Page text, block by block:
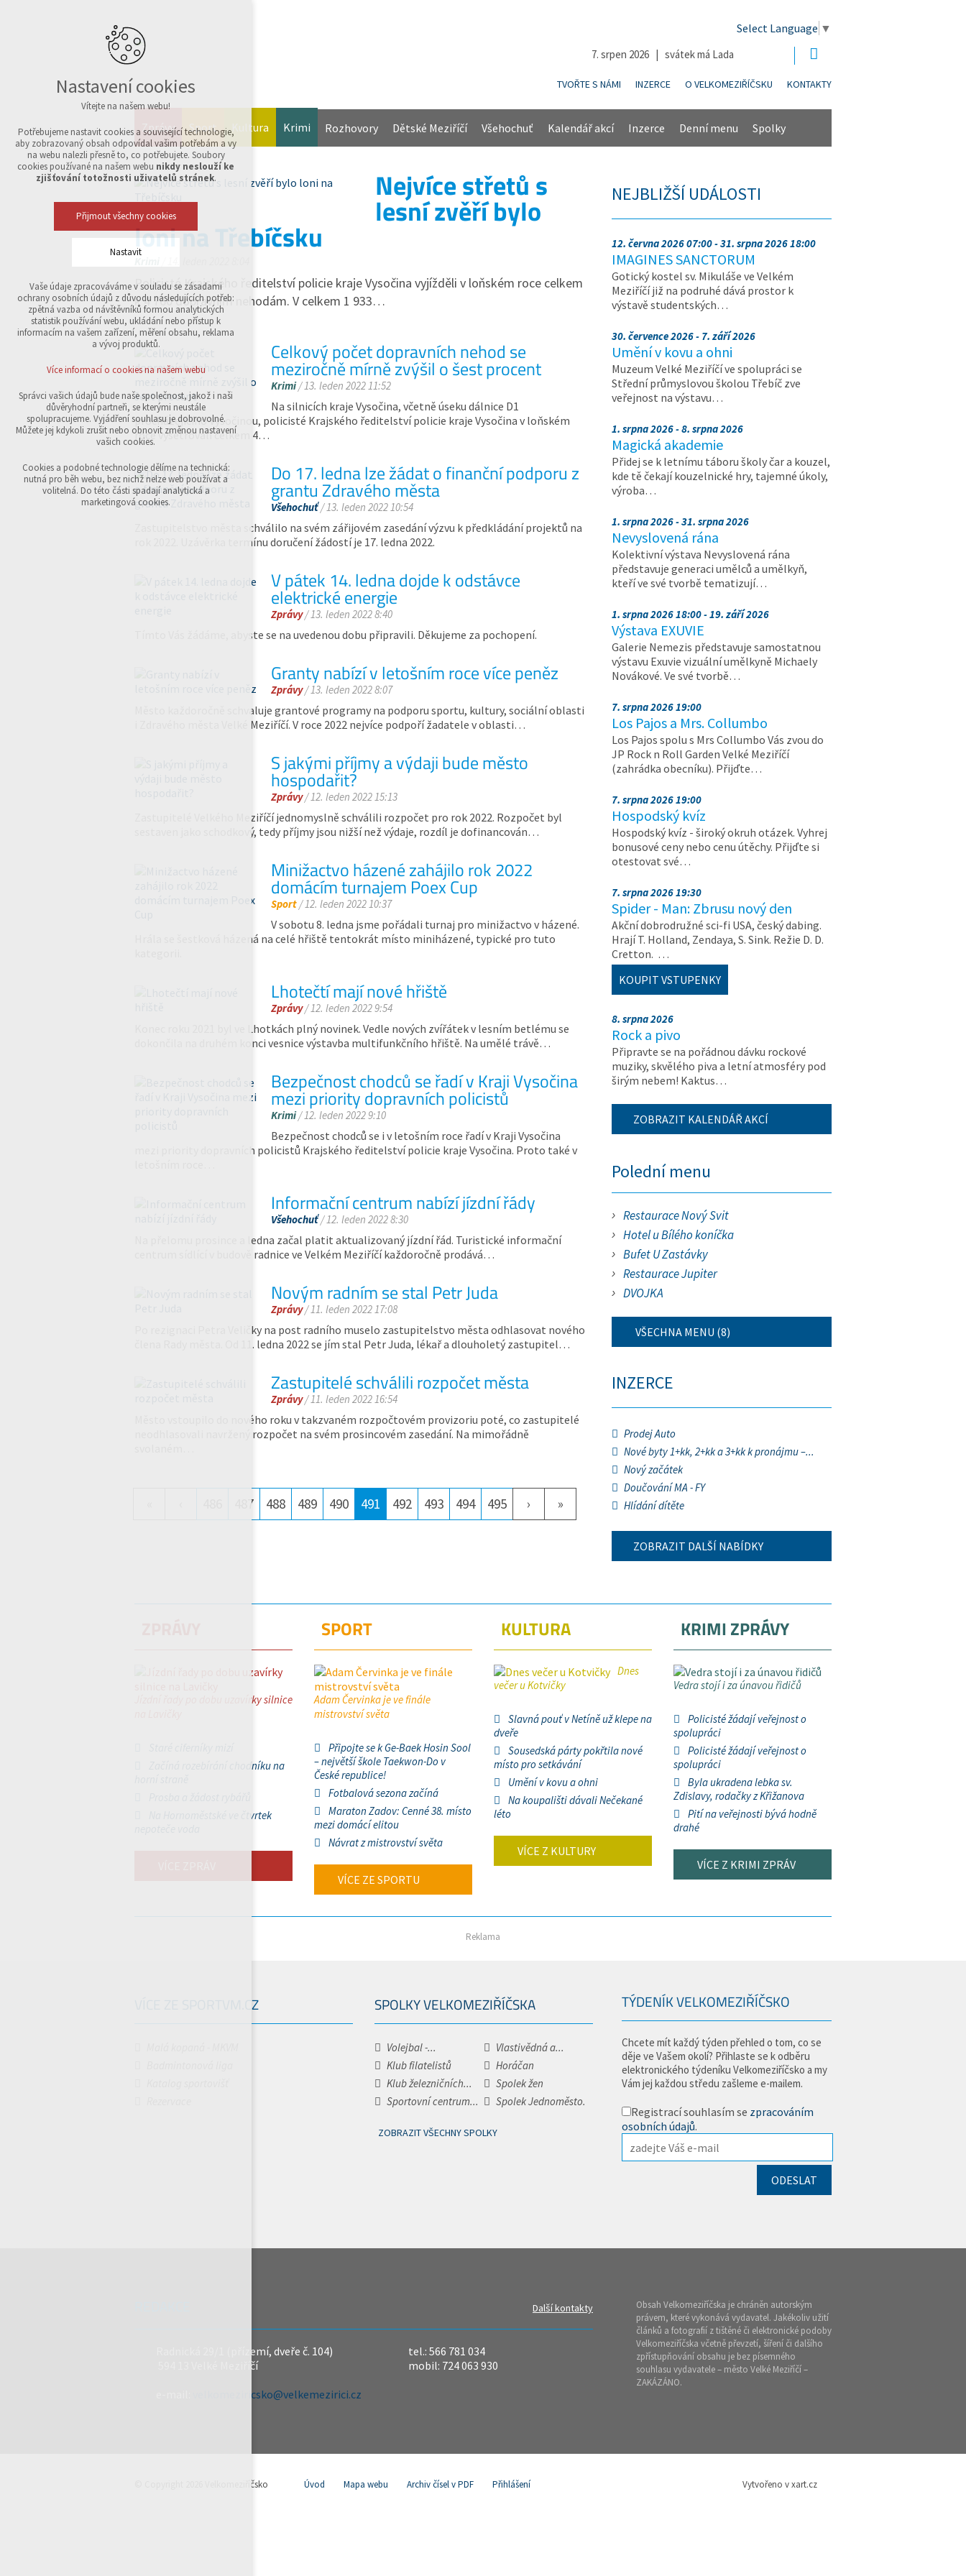
Select Language ▼
7. srpen 2026 | svátek má Lada
TVOŘTE S NÁMI INZERCE O VELKOMEZIŘÍČSKU KONTAKTY
Zprávy Sport Kultura Krimi Rozhovory Dětské Meziříčí Všehochuť Kalendář akcí Inzerce Denní menu Spolky
Nejvíce střetů s
lesní zvěří bylo
loni na Třebíčsku
Policisté Krajského ředitelství policie kraje Vysočina vyjížděli v loňském roce celkem
k 4 760 dopravním nehodám. V celkem 1 933…
Celkový počet dopravních nehod se
meziročně mírně zvýšil o šest procent
Krimi/ 13. leden 2022 11:52
Na silnicích kraje Vysočina, včetně úseku dálnice D1
procházejícího Vysočinou, policisté Krajského ředitelství policie kraje Vysočina v loňském
roce vyšetřovali celkem 4…
Do 17. ledna lze žádat o finanční podporu z
grantu Zdravého města
Všehochuť/ 13. leden 2022 10:54
Zastupitelstvo města schválilo na svém zářijovém zasedání výzvu k předkládání projektů na
rok 2022. Uzávěrka termínu doručení žádostí je 17. ledna 2022.
V pátek 14. ledna dojde k odstávce
elektrické energie
Zprávy/ 13. leden 2022 8:40
Tímto Vás žádáme, abyste se na uvedenou dobu připravili. Děkujeme za pochopení.
Granty nabízí v letošním roce více peněz
Zprávy/ 13. leden 2022 8:07
Město každoročně schvaluje grantové programy na podporu sportu, kultury, sociální oblasti
i Zdravého města Velké Meziříčí. V roce 2022 nejvíce podpoří žadatele v oblasti…
S jakými příjmy a výdaji bude město
hospodařit?
Zprávy/ 12. leden 2022 15:13
Zastupitelé Velkého Meziříčí jednomyslně schválili rozpočet pro rok 2022. Rozpočet byl
sestaven jako schodkový, tedy příjmy jsou nižší než výdaje, rozdíl je dofinancován…
Minižactvo házené zahájilo rok 2022
domácím turnajem Poex Cup
Sport/ 12. leden 2022 10:37
V sobotu 8. ledna jsme pořádali turnaj pro minižactvo v házené.
Hrála se šestková házená na celé hřiště tentokrát místo miniházené, typické pro tuto
Lhotečtí mají nové hřiště
Zprávy/ 12. leden 2022 9:54
Konec roku 2021 byl ve Lhotkách plný novinek. Vedle nových zvířátek v lesním betlému se
dokončila na druhém konci vesnice výstavba multifunkčního hřiště. Na umělé trávě…
Bezpečnost chodců se řadí v Kraji Vysočina
mezi priority dopravních policistů
Krimi/ 12. leden 2022 9:10
Bezpečnost chodců se i v letošním roce řadí v Kraji Vysočina
mezi priority dopravních policistů Krajského ředitelství policie kraje Vysočina. Proto také v
Informační centrum nabízí jízdní řády
Všehochuť/ 12. leden 2022 8:30
Na přelomu prosince a ledna začal platit aktualizovaný jízdní řád. Turistické informační
centrum sídlící v budově radnice ve Velkém Meziříčí každoročně prodává…
Novým radním se stal Petr Juda
Zprávy/ 11. leden 2022 17:08
Po rezignaci Petra Veličky na post radního muselo zastupitelstvo města odhlasovat nového
člena Rady města. Od 11. ledna 2022 se jím stal Petr Juda, lékař a dlouholetý zastupitel…
Zastupitelé schválili rozpočet města
Zprávy/ 11. leden 2022 16:54
Město vstoupilo do nového roku v takzvaném rozpočtovém provizoriu poté, co zastupitelé
neodhlasovali navržený rozpočet na svém prosincovém zasedání. Na mimořádně
487 488 489 490 491 492 493 494 495 › »
NEJBLIŽŠÍ UDÁLOSTI
12. června 2026 07:00 - 31. srpna 2026 18:00
IMAGINES SANCTORUM
Gotický kostel sv. Mikuláše ve Velkém
Meziříčí již na podruhé dává prostor k
výstavě studentských…
30. července 2026 - 7. září 2026
Umění v kovu a ohni
Muzeum Velké Meziříčí ve spolupráci se
Střední průmyslovou školou Třebíč zve
veřejnost na výstavu…
1. srpna 2026 - 8. srpna 2026
Magická akademie
Přidej se k letnímu táboru školy čar a kouzel,
kde tě čekají kouzelnické hry, tajemné úkoly,
výroba…
1. srpna 2026 - 31. srpna 2026
Nevyslovená rána
Kolektivní výstava Nevyslovená rána
představuje generaci umělců a umělkyň,
kteří ve své tvorbě tematizují…
1. srpna 2026 18:00 - 19. září 2026
Výstava EXUVIE
Galerie Nemezis představuje samostatnou
výstavu Exuvie vizuální umělkyně Michaely
Novákové. Ve své tvorbě…
7. srpna 2026 19:00
Los Pajos a Mrs. Collumbo
Los Pajos spolu s Mrs Collumbo Vás zvou do
JP Rock n Roll Garden Velké Meziříčí
(zahrádka obecníku). Přijďte…
7. srpna 2026 19:00
Hospodský kvíz
Hospodský kvíz - široký okruh otázek. Vyhrej
bonusové ceny nebo cenu útěchy. Přijďte si
otestovat své…
7. srpna 2026 19:30
Spider - Man: Zbrusu nový den
Akční dobrodružné sci-fi USA, český dabing.
Hrají T. Holland, Zendaya, S. Sink. Režie D. D.
Cretton. …
KOUPIT VSTUPENKY
8. srpna 2026
Rock a pivo
Připravte se na pořádnou dávku rockové
muziky, skvělého piva a letní atmosféry pod
širým nebem! Kaktus…
ZOBRAZIT KALENDÁŘ AKCÍ
Polední menu
Restaurace Nový Svit
Hotel u Bílého koníčka
Bufet U Zastávky
Restaurace Jupiter
DVOJKA
VŠECHNA MENU (8)
INZERCE
Prodej Auto
Nové byty 1+kk, 2+kk a 3+kk k pronájmu –...
Nový začátek
Doučování MA - FY
Hlídání dítěte
ZOBRAZIT DALŠÍ NABÍDKY
Jízdní řady po dobu uzavírky silnice
Začíná rozebírání chodníku na
Na Hornoměstské ve čtvrtek
SPORT
Adam Červinka je ve finále
mistrovství světa
Připojte se k Ge-Baek Hosin Sool
– největší škole Taekwon-Do v
České republice!
Fotbalová sezona začíná
Maraton Zadov: Cenné 38. místo
mezi domácí elitou
Návrat z mistrovství světa
VÍCE ZE SPORTU
KULTURA
Dnes
večer u Kotvičky
Slavná pouť v Netíně už klepe na
dveře
Sousedská párty pokřtila nové
místo pro setkávání
Umění v kovu a ohni
Na koupališti dávali Nečekané
léto
VÍCE Z KULTURY
KRIMI ZPRÁVY
Vedra stojí i za únavou řidičů
Policisté žádají veřejnost o
spolupráci
Policisté žádají veřejnost o
spolupráci
Byla ukradena lebka sv.
Zdislavy, rodačky z Křižanova
Pití na veřejnosti bývá hodně
drahé
VÍCE Z KRIMI ZPRÁV
Reklama
VÍCE ZE SPORTVM.CZ SPOLKY VELKOMEZIŘÍČSKA
Volejbal -...
Vlastivědná a...
Klub filatelistů
Horáčan
Klub železničních...
Spolek žen
Sportovní centrum...
Spolek Jednoměsto.
ZOBRAZIT VŠECHNY SPOLKY
TÝDENÍK VELKOMEZIŘÍČSKO
Chcete mít každý týden přehled o tom, co se
děje ve Vašem okolí? Přihlaste se k odběru
elektronického týdeníku Velkomeziříčsko a my
Vám jej každou středu zašleme e-mailem.
Registrací souhlasím se zpracováním
osobních údajů.
Další kontakty
Radnická 29/1 (přízemí, dveře č. 104)
594 13 Velké Meziříčí
velkomeziricsko@velkemezirici.cz
tel.: 566 781 034
mobil: 724 063 930
Obsah Velkomeziříčska je chráněn autorským
právem, které vykonává vydavatel. Jakékoliv užití
článků a fotografií z tištěné či elektronické podoby
Velkomeziříčska včetně převzetí, šíření či dalšího
zpřístupňování obsahu je bez písemného
souhlasu vydavatele – město Velké Meziříčí –
ZAKÁZÁNO.
© Copyright 2026 Velkomeziříčsko Úvod Mapa webu Archiv čísel v PDF Přihlášení Vytvořeno v xart.cz
Nastavení cookies
Vítejte na našem webu!
Potřebujeme nastavit cookies a související technologie,
aby zobrazovaný obsah odpovídal vašim potřebám a vy
na webu nalezli přesně to, co potřebujete. Soubory
cookies používané na našem webu nikdy neslouží ke
zjišťování totožnosti uživatelů stránek.
Přijmout všechny cookies
Nastavit
Technická cookies
nutná pro provozování webu
udržení kontextu stránek (session): případná
přihlášení, volby jazyka, apod.
analytická pro anonymizované vyhodnocení
návštěvnosti
marketingová cookies (Google,Sklik)
Více informací o cookies na našem webu
Přijmout všechny cookies
Odmítnout vše
Vaše údaje zpracováváme v souladu se zásadami
ochrany osobních údajů z důvodu následujících potřeb:
zpětná vazba od návštěvníků formou analytických
statistik používání webu, ukládání nebo přístup k
informacím na vašem zařízení, měření obsahu, reklama
a vývoj produktů.
Více informací o cookies na našem webu
Správci vašich údajů bude naše společnost, jakož i naši
důvěryhodní partneři, se kterými neustále
spolupracujeme. Vyjádření souhlasu je dobrovolné.
Můžete jej kdykoli zrušit nebo obnovit změnou nastavení
vašich cookies.
Cookies a podobné technologie dělíme na technická:
nutná pro běh webu, bez nichž nelze web používat a
volitelná. Do této části spadají analytická a
marketingová cookies.